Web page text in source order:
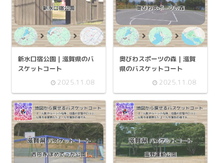
新水口宿公園 | 滋賀県のバ
スケットコート
2025.11.08
奥びわスポーツの森 | 滋賀
県のバスケットコート
2025.11.08